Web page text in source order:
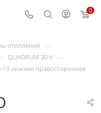
0
отопления —
QUADRUM 30 V —
19 нижнее правостороннее